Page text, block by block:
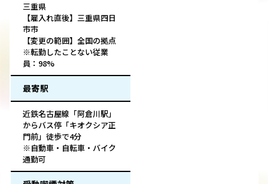
三重県
【雇入れ直後】三重県四日
市市
【変更の範囲】全国の拠点
※転勤したことない従業
員：98%
最寄駅
近鉄名古屋線「阿倉川駅」
からバス停「キオクシア正
門前」徒歩で4分
※自動車・自転車・バイク
通勤可